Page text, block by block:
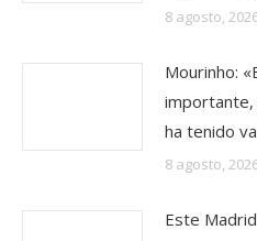
8 agosto,
Mourinho:
ha tenido
8 agosto,
Este